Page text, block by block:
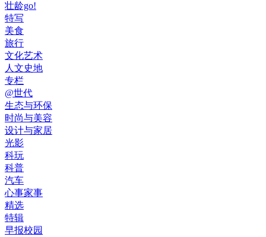
壮龄go!
特写
美食
旅行
文化艺术
人文史地
专栏
@世代
生态与环保
时尚与美容
设计与家居
光影
科玩
科普
汽车
心事家事
精选
特辑
早报校园